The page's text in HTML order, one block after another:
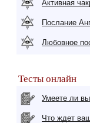
Активная
Послание
Любовное
Тесты онлайн
Умеете ли
Что ждет